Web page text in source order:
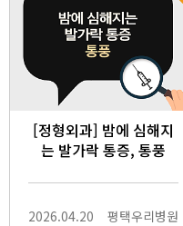
[정형외과] 밤에 심해지
는 발가락 통증, 통풍
2026.04.20 평택우리병원